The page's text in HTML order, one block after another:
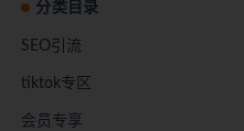
分类目录
SEO引流
tiktok专区
会员专享